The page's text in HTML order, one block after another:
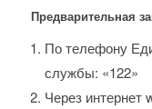
Предварительная
По телефону
службы: «122»
Через интернет